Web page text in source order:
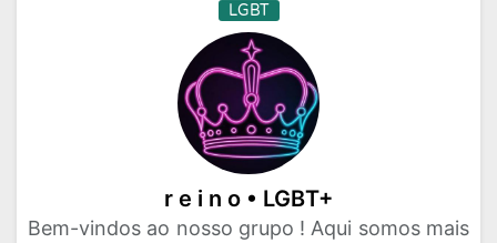
LGBT
r e i n o • LGBT+
Bem-vindos ao nosso grupo ! Aqui somos mais